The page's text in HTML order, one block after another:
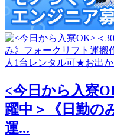
<今日から入寮
躍中＞《日勤の
運...